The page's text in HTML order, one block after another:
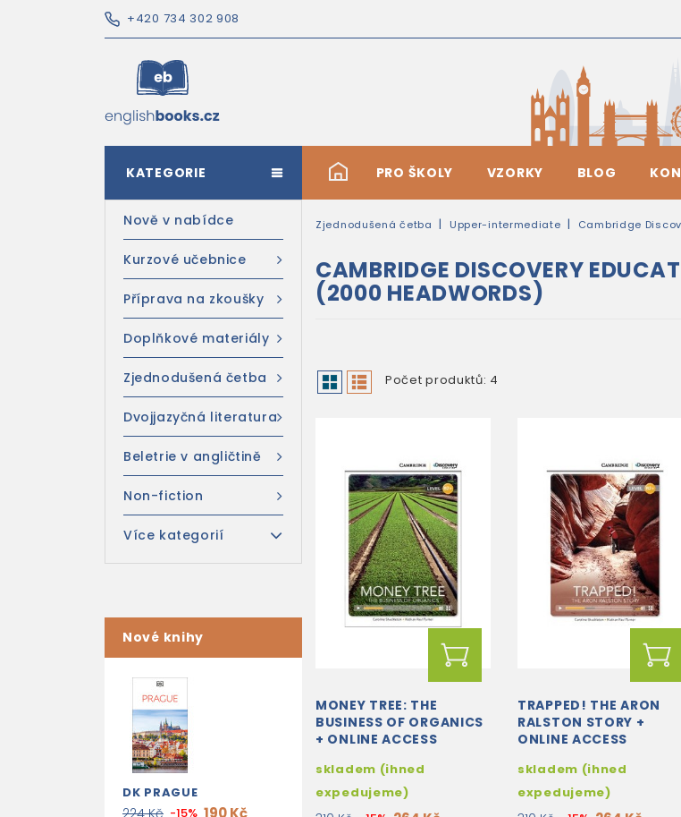
+420 734 302 908
# PRO ŠKOLY VZORKY BLOG
KATEGORIE
Nově v nabídce
Kurzové učebnice
Příprava na zkoušky
Doplňkové materiály
Zjednodušená četba
Dvojjazyčná literatura
Beletrie v angličtině
Non-fiction
Více kategorií
Nové knihy
DK PRAGUE
224 Kč -15% 190 Kč
Zjednodušená četba Upper-intermediate Cambridge
CAMBRIDGE DISCOVERY
(2000 HEADWORDS)
Počet produktů: 4
MONEY TREE: THE
BUSINESS OF ORGANICS
+ ONLINE ACCESS
skladem (ihned
expedujeme)
TRAPPED! THE ARON
RALSTON STORY +
ONLINE ACCESS
skladem (ihned
expedujeme)